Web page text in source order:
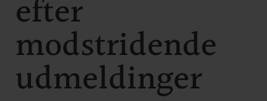
efter
modstridende
udmeldinger